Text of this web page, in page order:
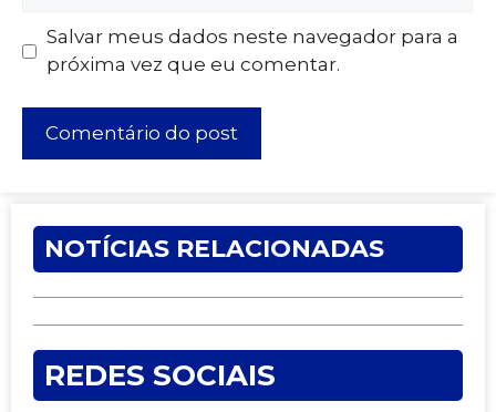
Salvar meus dados neste navegador para a
próxima vez que eu comentar.
NOTÍCIAS RELACIONADAS
REDES SOCIAIS